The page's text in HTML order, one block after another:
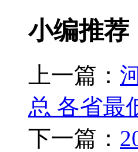
小编推荐
上一篇：
总 各省最
下一篇：